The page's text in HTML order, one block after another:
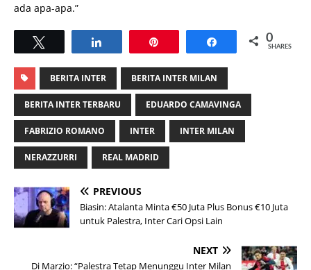
ada apa-apa.”
Share 0
SHARES
BERITA INTER BERITA INTER MILAN
BERITA INTER TERBARU EDUARDO CAMAVINGA
FABRIZIO ROMANO INTER INTER MILAN
NERAZZURRI REAL MADRID
PREVIOUS
Biasin: Atalanta Minta €50 Juta Plus Bonus €10 Juta
untuk Palestra, Inter Cari Opsi Lain
NEXT
Di Marzio: “Palestra Tetap Menunggu Inter Milan